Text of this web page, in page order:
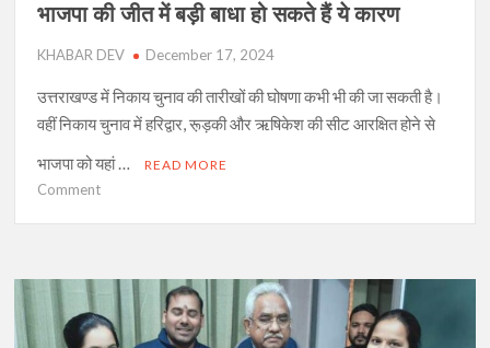
भाजपा की जीत में बड़ी बाधा हो सकते हैं ये कारण
KHABAR DEV December 17, 2024
उत्तराखण्ड में निकाय चुनाव की तारीखों की घोषणा कभी भी की जा सकती है।
वहीं निकाय चुनाव में हरिद्वार, रू़ड़की और ऋषिकेश की सीट आरक्षित होने से
भाजपा को यहां …
READ MORE
Commenton
में
बाधा